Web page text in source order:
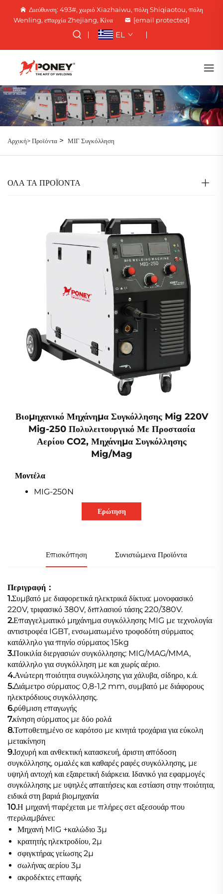
Διεύθυνση: 493#, χωριό Xiazhaiwu, πόλη Shiqiaotou, πόλη
Wenling, επαρχία Zhejiang, Κίνα
[email protected]
EL
Αρχική>Προϊόντα > ΜΙΓ Συγκόλληση
ΟΛΑ ΤΑ ΠΡΟΪΟΝΤΑ
Βιομηχανικό Μηχάνημα Συγκόλλησης Mig 220V
Mig-250 Πολυλειτουργικό Με Προστασία
Αερίου CO2, Μηχάνημα Συγκόλλησης
Mig/Mag
Μοντέλα
MIG-250N
Ερώτηση
Επισκόπηση Συνιστώμενα Προϊόντα
Περιγραφή：
1.Συμβατό με διαφορετικά ηλεκτρικά δίκτυα: μονοφασικό
220V, τριφασικό 380V, διπλασιού τάσης 220/380V.
2.Επαγγελματικό μηχάνημα συγκόλλησης MIG με τεχνολογία
αντιστροφέα IGBT, ενσωματωμένο τροφοδότη σύρματος
κατάλληλο για πηνίο σύρματος 15kg
3.Ποικιλία διεργασιών συγκόλλησης: MIG/MAG/MMA,
κατάλληλο για συγκόλληση με και χωρίς αέριο.
4.Ανώτερη ποιότητα συγκόλλησης για χάλυβα, σίδηρο, κ.ά.
5.Διάμετρο σύρματος: 0,8-1,2 mm, συμβατό με διάφορους
ηλεκτρόδιους συγκόλλησης.
6.ρύθμιση επαγωγής
7.κίνηση σύρματος με δύο ρολά
8.Τοποθετημένο σε καρότσο με κινητά τροχάρια για εύκολη
μετακίνηση
9.Ισχυρή και ανθεκτική κατασκευή, άριστη απόδοση
συγκόλλησης, ομαλές και καθαρές ραφές συγκόλλησης, με
υψηλή αντοχή και εξαιρετική διάρκεια. Ιδανικό για εφαρμογές
συγκόλλησης με υψηλές απαιτήσεις και εστίαση στην ποιότητα,
ειδικά στη βαριά βιομηχανία
10.Η μηχανή παρέχεται με πλήρες σετ αξεσουάρ που
περιλαμβάνει:
Μηχανή MIG +καλώδιο 3μ
κρατητής ηλεκτροδίου, 2μ
σφιγκτήρας γείωσης 2μ
σωλήνας αερίου 3μ
ακροδέκτες επαφής